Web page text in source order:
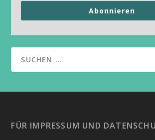
Abonnieren
FÜR IMPRESSUM UND